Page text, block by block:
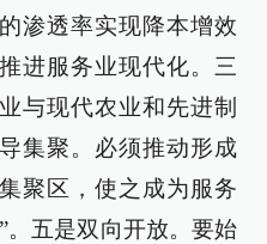
渗透率实现降本增效
进服务业现代化。三
与现代农业和先进制
集聚。必须推动形成
聚区，使之成为服务
。五是双向开放。要始